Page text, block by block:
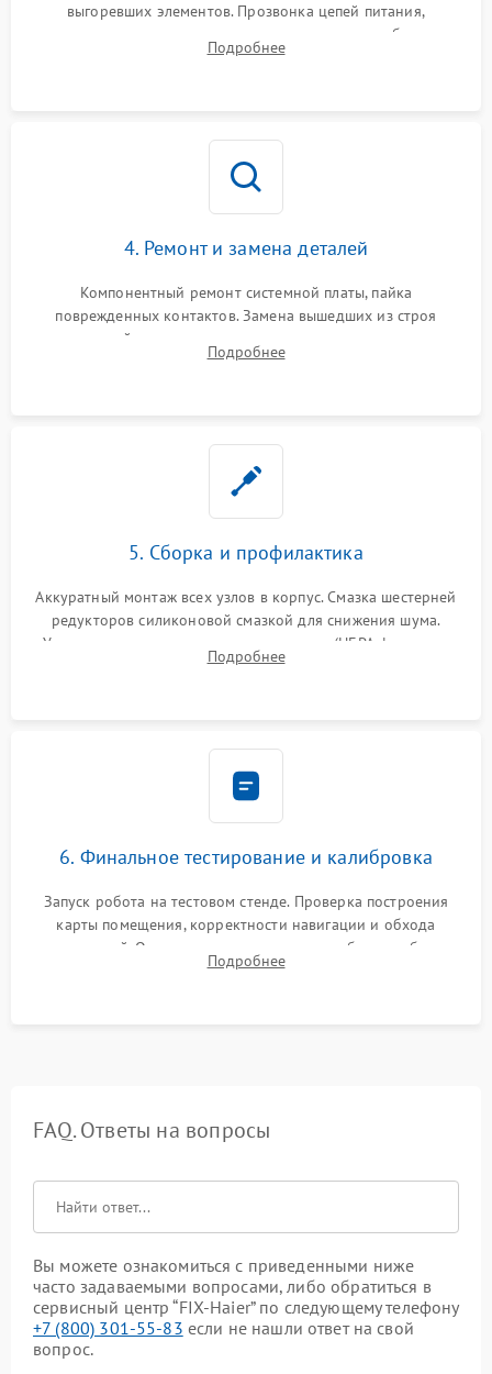
выгоревших элементов. Прозвонка цепей питания,
тестирование приводных моторов колес и турбины
всасывания. Оценка состояния оптических и инфракрасных
Подробнее
4. Ремонт и замена деталей
Компонентный ремонт системной платы, пайка
поврежденных контактов. Замена вышедших из строя
двигателей, изношенного аккумулятора, неисправного
лидара или помпы подачи воды. Восстановление шлейфов и
Подробнее
5. Сборка и профилактика
Аккуратный монтаж всех узлов в корпус. Смазка шестерней
редукторов силиконовой смазкой для снижения шума.
Установка новых расходных материалов (HEPA-фильтров,
микрофибры, щеток). Надежная фиксация разъемов и
Подробнее
6. Финальное тестирование и калибровка
Запуск робота на тестовом стенде. Проверка построения
карты помещения, корректности навигации и обхода
препятствий. Оценка силы всасывания и работы турбины.
Тестирование автоматического возврата на док-станцию и
Подробнее
FAQ. Ответы на вопросы
Вы можете ознакомиться с приведенными ниже
часто задаваемыми вопросами, либо обратиться в
сервисный центр “FIX-Haier” по следующему телефону
+7 (800) 301-55-83 если не нашли ответ на свой
вопрос.